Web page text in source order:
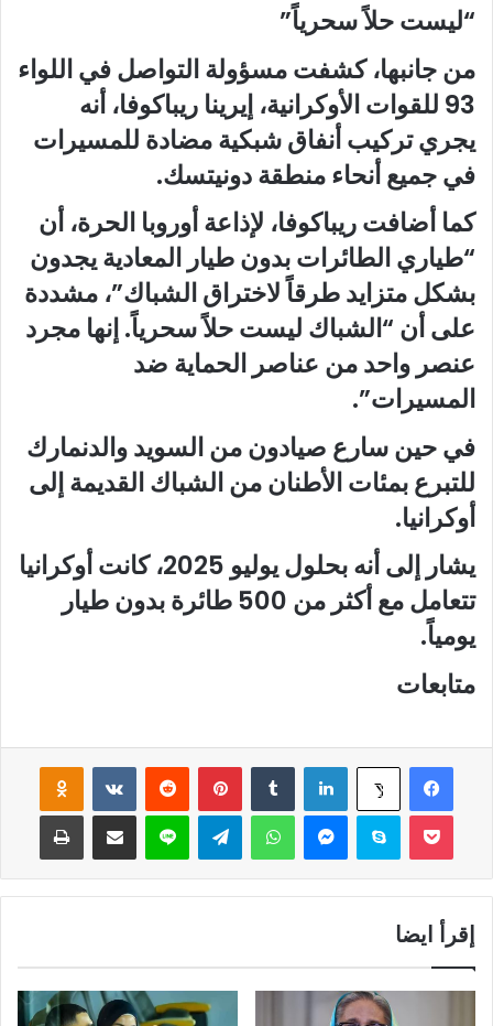
“ليست حلاً سحرياً”
من جانبها، كشفت مسؤولة التواصل في اللواء
93 للقوات الأوكرانية، إيرينا ريباكوفا، أنه
يجري تركيب أنفاق شبكية مضادة للمسيرات
في جميع أنحاء منطقة دونيتسك.
كما أضافت ريباكوفا، لإذاعة أوروبا الحرة، أن
“طياري الطائرات بدون طيار المعادية يجدون
بشكل متزايد طرقاً لاختراق الشباك”، مشددة
على أن “الشباك ليست حلاً سحرياً. إنها مجرد
عنصر واحد من عناصر الحماية ضد
المسيرات”.
في حين سارع صيادون من السويد والدنمارك
للتبرع بمئات الأطنان من الشباك القديمة إلى
أوكرانيا.
يشار إلى أنه بحلول يوليو 2025، كانت أوكرانيا
تتعامل مع أكثر من 500 طائرة بدون طيار
يومياً.
متابعات
فيسبوك ‫X لينكدإن بينتيريست
سكايب واتساب لاين
إقرأ ايضا